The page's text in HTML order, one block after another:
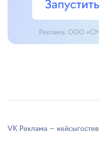
VK Реклама — кейсы